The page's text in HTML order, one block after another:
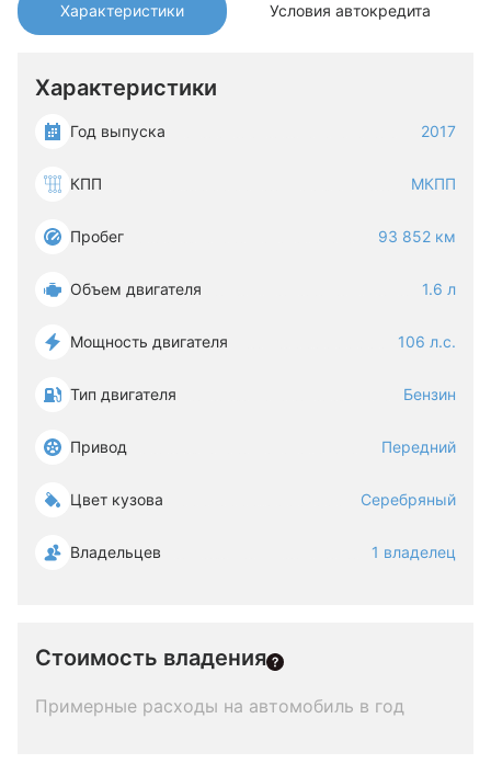
Характеристики Условия автокредита
Характеристики
Год выпуска 2017
КПП МКПП
Пробег 93 852 км
Объем двигателя 1.6 л
Мощность двигателя 106 л.с.
Тип двигателя Бензин
Привод Передний
Цвет кузова Серебряный
Владельцев 1 владелец
Стоимость владения
Примерные расходы на автомобиль в год